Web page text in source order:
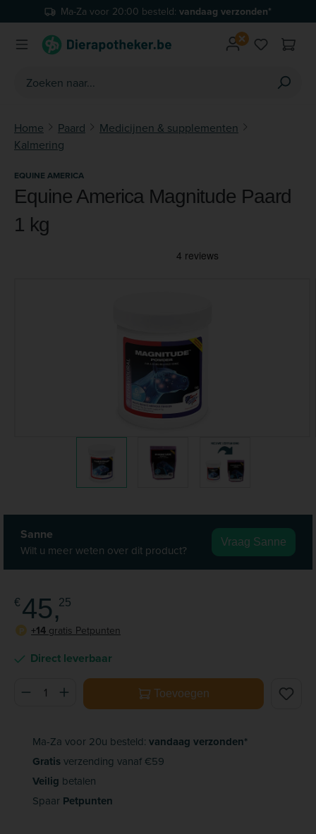
Ga naar de hoofdinhoudMa-Za voor 20:00 besteld: vandaag verzonden*
Je hebt
Home Paard
Medicijnen & supplementen
Kalmering
Sanne
Wilt u meer weten over dit product?
Vraag Sanne
EQUINE AMERICA
Equine America Magnitude Paard
1 kg
Direct leverbaar
€ 45,25
Producthoeveelheid: Voer de gewenste hoeveelheid in of
Toevoegen
P +14 gratis Petpunten
Ma-Za voor 20u besteld: vandaag verzonden*
Gratisverzending vanaf €59
Veilig betalen
Spaar Petpunten